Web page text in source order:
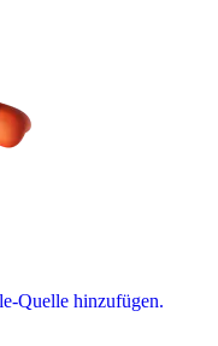
Quelle hinzufügen.